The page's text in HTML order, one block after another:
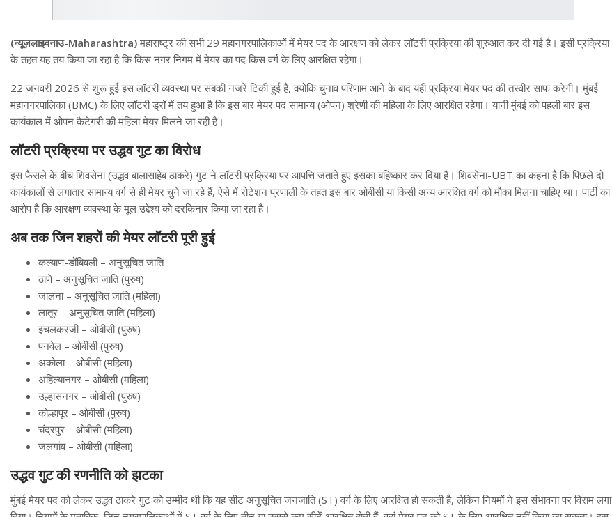
(न्यूज़लाइवनाउ-Maharashtra)महाराष्ट्र की सभी 29 महानगरपालिकाओं में मेयर पद के आरक्षण को लेकर लॉटरी प्रक्रिया की शुरुआत कर दी गई है। इसी प्रक्रिया
के तहत यह तय किया जा रहा है कि किस नगर निगम में मेयर का पद किस वर्ग के लिए आरक्षित रहेगा।
22 जनवरी 2026 से शुरू हुई इस लॉटरी व्यवस्था पर सबकी नजरें टिकी हुई हैं, क्योंकि चुनाव परिणाम आने के बाद यही प्रक्रिया मेयर पद की तस्वीर साफ करेगी। मुंबई
महानगरपालिका (BMC) के लिए लॉटरी ड्रॉ में तय हुआ है कि इस बार मेयर पद सामान्य (ओपन) श्रेणी की महिला के लिए आरक्षित रहेगा। यानी मुंबई को पहली बार इस
कार्यकाल में ओपन कैटेगरी की महिला मेयर मिलने जा रही है।
लॉटरी प्रक्रिया पर उद्धव गुट का विरोध
इस फैसले के बीच शिवसेना (उद्धव बालासाहेब ठाकरे) गुट ने लॉटरी प्रक्रिया पर आपत्ति जताते हुए इसका बहिष्कार कर दिया है। शिवसेना-UBT का कहना है कि पिछले दो
कार्यकालों से लगातार सामान्य वर्ग से ही मेयर चुने जा रहे हैं, ऐसे में रोटेशन प्रणाली के तहत इस बार ओबीसी या किसी अन्य आरक्षित वर्ग को मौका मिलना चाहिए था। पार्टी का
आरोप है कि आरक्षण व्यवस्था के मूल उद्देश्य को दरकिनार किया जा रहा है।
अब तक जिन शहरों की मेयर लॉटरी पूरी हुई
कल्याण-डोंबिवली – अनुसूचित जाति
ठाणे – अनुसूचित जाति (पुरुष)
जालना – अनुसूचित जाति (महिला)
लातूर – अनुसूचित जाति (महिला)
इचलकरंजी – ओबीसी (पुरुष)
पनवेल – ओबीसी (पुरुष)
अकोला – ओबीसी (महिला)
अहिल्यानगर – ओबीसी (महिला)
उल्हासनगर – ओबीसी (पुरुष)
कोल्हापूर – ओबीसी (पुरुष)
चंद्रपुर – ओबीसी (महिला)
जलगांव – ओबीसी (महिला)
उद्धव गुट की रणनीति को झटका
मुंबई मेयर पद को लेकर उद्धव ठाकरे गुट को उम्मीद थी कि यह सीट अनुसूचित जनजाति (ST) वर्ग के लिए आरक्षित हो सकती है, लेकिन नियमों ने इस संभावना पर विराम लगा